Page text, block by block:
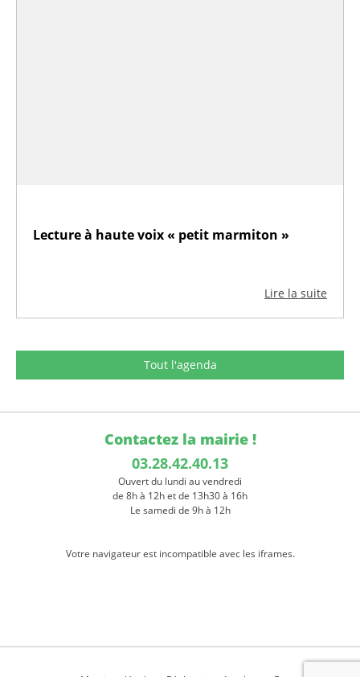
Lecture à haute voix « petit marmiton »
Lire la suite
Tout l'agenda
Contactez la mairie !
03.28.42.40.13
Ouvert du lundi au vendredi
de 8h à 12h et de 13h30 à 16h
Le samedi de 9h à 12h
Votre navigateur est incompatible avec les iframes.